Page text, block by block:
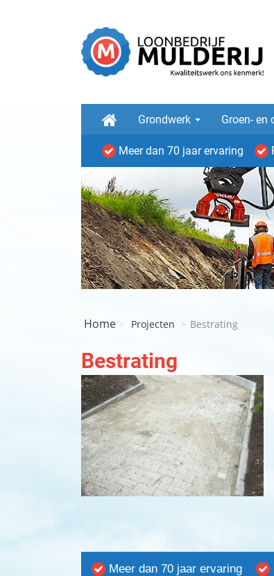
Grondwerk Groen- en
Meer dan 70 jaar ervaring
Projecten Bestrating
Bestrating
Meer dan 70 jaar ervaring